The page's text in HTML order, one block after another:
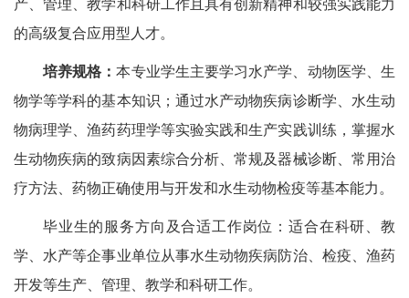
产、管理、教学和科研工作且具有创新精神和较强实践能力
的高级复合应用型人才。
培养规格：本专业学生主要学习水产学、动物医学、生
物学等学科的基本知识；通过水产动物疾病诊断学、水生动
物病理学、渔药药理学等实验实践和生产实践训练，掌握水
生动物疾病的致病因素综合分析、常规及器械诊断、常用治
疗方法、药物正确使用与开发和水生动物检疫等基本能力。
毕业生的服务方向及合适工作岗位：适合在科研、教
学、水产等企事业单位从事水生动物疾病防治、检疫、渔药
开发等生产、管理、教学和科研工作。